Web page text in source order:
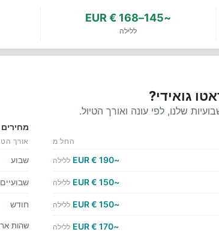
~145–168 € EUR
ללילה
גואידי?
שלנו, לפי עונה ואורך הטיול.
החל מ
~190 € EUR ללילה
~150 € EUR ללילה
~150 € EUR ללילה
~170 € EUR ללילה
מחירים
אורך
שבוע
שבועיים
חודש
שהות